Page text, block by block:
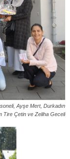
Ayşe Mert, Durkadın
Tire Çetin ve Zeliha Geceli